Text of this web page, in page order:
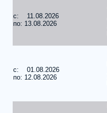
c: 11.08.2026
по: 13.08.2026
c: 01.08.2026
по: 12.08.2026